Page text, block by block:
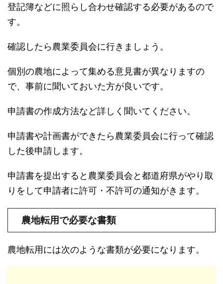
登記簿などに照らし合わせ確認する必要があるので
す。
確認したら農業委員会に行きましょう。
個別の農地によって集める意見書が異なりますの
で、事前に聞いておいた方が良いです。
申請書の作成方法など詳しく聞いてください。
申請書や計画書ができたら農業委員会に行って確認
した後申請します。
申請書を提出すると農業委員会と都道府県がやり取
りをして申請者に許可・不許可の通知がきます。
農地転用で必要な書類
農地転用には次のような書類が必要になります。